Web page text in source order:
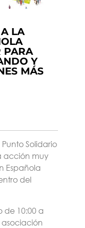
LA
PARA
Y
MÁS
Solidario
acción muy
Española
del
de 10:00 a
asociación